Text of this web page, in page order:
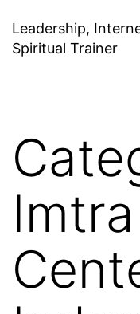
to
Leadership,
Spiritual Trainer